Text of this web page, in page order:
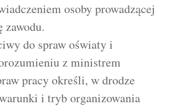
osoby prowadzącej
zawodu.
do spraw oświaty i
z ministrem
pracy określi, w drodze
i tryb organizowania